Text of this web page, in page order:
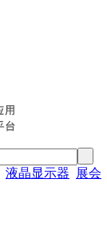
液晶显示器 展会